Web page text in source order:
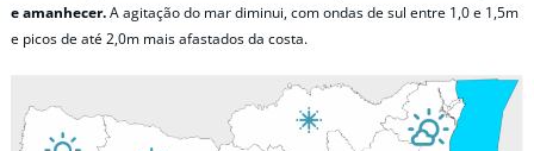
e amanhecer.A agitação do mar diminui, com ondas de sul entre 1,0 e 1,5m
e picos de até 2,0m mais afastados da costa.